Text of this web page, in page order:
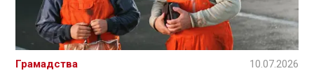
Грамадства 10.07.2026